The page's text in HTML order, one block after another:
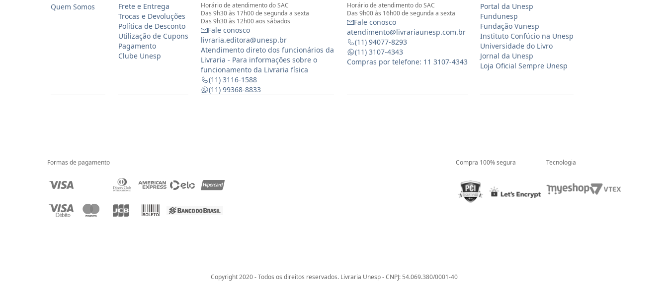
Quem Somos
Frete e Entrega
Trocas e Devoluções
Política de Desconto
Utilização de Cupons
Pagamento
Clube Unesp
Horário de atendimento do SAC
Das 9h30 às 17h00 de segunda a sexta
Das 9h30 às 12h00 aos sábados
Fale conosco
livraria.editora@unesp.br
Atendimento direto dos funcionários da
Livraria - Para informações sobre o
funcionamento da Livraria física
(11) 3116-1588
(11) 99368-8833
Horário de atendimento do SAC
Das 9h00 às 16h00 de segunda a sexta
Fale conosco
atendimento@livrariaunesp.com.br
(11) 94077-8293
(11) 3107-4343
Compras por telefone: 11 3107-4343
Portal da Unesp
Fundunesp
Fundação Vunesp
Instituto Confúcio na Unesp
Universidade do Livro
Jornal da Unesp
Loja Oficial Sempre Unesp
Formas de pagamento Compra 100% segura Tecnologia
Copyright 2020 - Todos os direitos reservados. Livraria Unesp - CNPJ: 54.069.380/0001-40